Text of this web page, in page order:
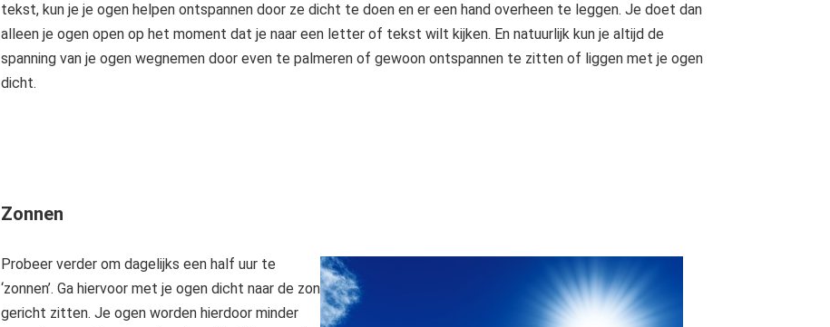
tekst, kun je je ogen helpen ontspannen door ze dicht te doen en er een hand overheen te leggen. Je doet dan
alleen je ogen open op het moment dat je naar een letter of tekst wilt kijken. En natuurlijk kun je altijd de
spanning van je ogen wegnemen door even te palmeren of gewoon ontspannen te zitten of liggen met je ogen
dicht.
Zonnen
Probeer verder om dagelijks een half uur te
‘zonnen’. Ga hiervoor met je ogen dicht naar de zon
gericht zitten. Je ogen worden hierdoor minder